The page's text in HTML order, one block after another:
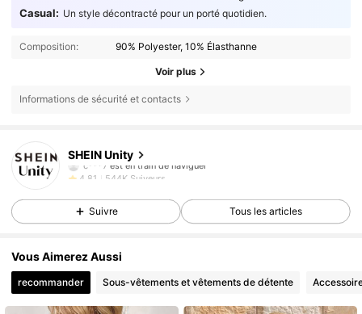
Casual: Un style décontracté pour un porté quotidien.
Composition: 90% Polyester, 10% Élasthanne
Voir plus
Informations de sécurité et contacts
SHEIN Unity
c***7est en train de naviguer
4,81
544K Suiveurs
4,81 544K Suiveurs
4,81 544K Suiveurs
4,81 544K Suiveurs
4,81 544K Suiveurs
4,81 544K Suiveurs
Suivre Tous les articles
Vous Aimerez Aussi
recommander Sous-vêtements et vêtements de détente